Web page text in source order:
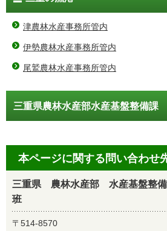
津農林水産事務所管内
伊勢農林水産事務所管内
尾鷲農林水産事務所管内
三重県農林水産部水産基盤整備課
本ページに関する問い合わせ
三重県 農林水産部 水産基盤整
班
〒514-8570